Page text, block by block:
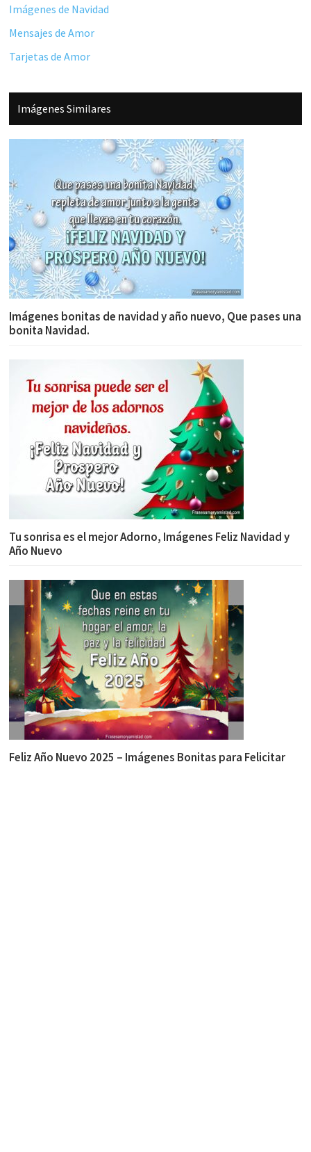
Imágenes de Navidad
Mensajes de Amor
Tarjetas de Amor
Imágenes Similares
Imágenes bonitas de navidad y año nuevo, Que pases una
bonita Navidad.
Tu sonrisa es el mejor Adorno, Imágenes Feliz Navidad y
Año Nuevo
Feliz Año Nuevo 2025 – Imágenes Bonitas para Felicitar